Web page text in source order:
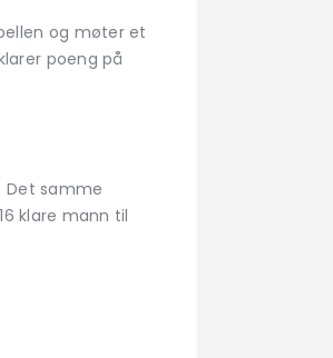
og møter et
poeng på
Det samme
klare mann til